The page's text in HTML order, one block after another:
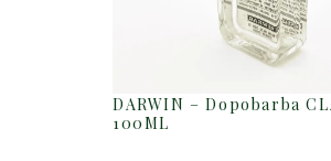
DARWIN – Dopobarba
100ML